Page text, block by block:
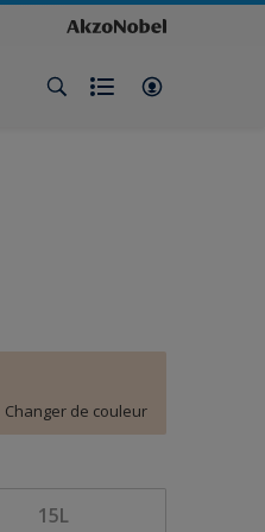
Changer de couleur
15L